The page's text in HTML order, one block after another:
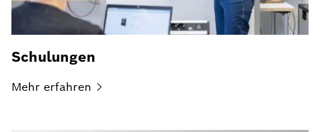
Schulungen
Mehr erfahren